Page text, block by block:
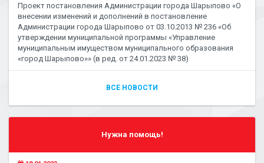
Проект постановления Администрации города Шарыпово «О
внесении изменений и дополнений в постановление
Администрации города Шарыпово от 03.10.2013 № 236 «Об
утверждении муниципальной программы «Управление
муниципальным имуществом муниципального образования
«город Шарыпово»» (в ред. от 24.01.2023 № 38)
ВСЕ НОВОСТИ
Нужна помощь!